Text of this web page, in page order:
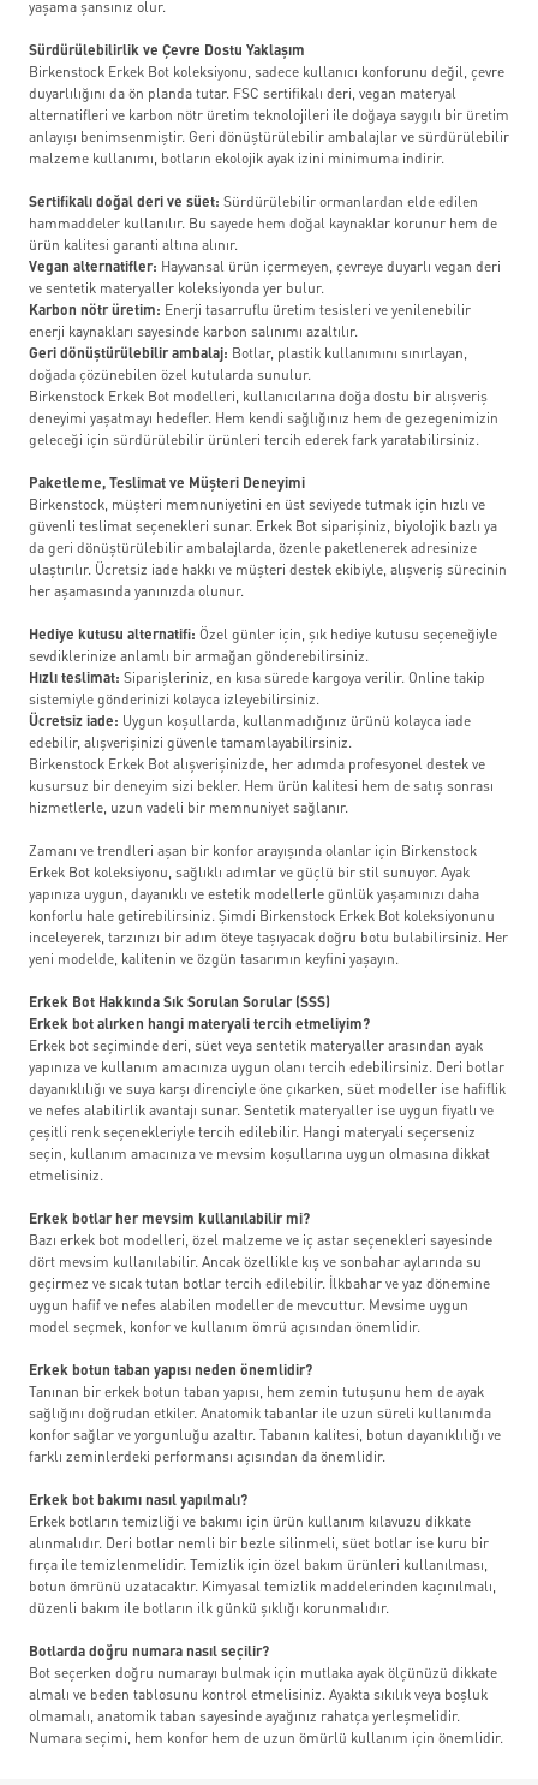
yaşama şansınız olur.
Sürdürülebilirlik ve Çevre Dostu Yaklaşım
Birkenstock Erkek Bot koleksiyonu, sadece kullanıcı konforunu değil, çevre
duyarlılığını da ön planda tutar. FSC sertifikalı deri, vegan materyal
alternatifleri ve karbon nötr üretim teknolojileri ile doğaya saygılı bir üretim
anlayışı benimsenmiştir. Geri dönüştürülebilir ambalajlar ve sürdürülebilir
malzeme kullanımı, botların ekolojik ayak izini minimuma indirir.
Sertifikalı doğal deri ve süet: Sürdürülebilir ormanlardan elde edilen
hammaddeler kullanılır. Bu sayede hem doğal kaynaklar korunur hem de
ürün kalitesi garanti altına alınır.
Vegan alternatifler: Hayvansal ürün içermeyen, çevreye duyarlı vegan deri
ve sentetik materyaller koleksiyonda yer bulur.
Karbon nötr üretim: Enerji tasarruflu üretim tesisleri ve yenilenebilir
enerji kaynakları sayesinde karbon salınımı azaltılır.
Geri dönüştürülebilir ambalaj: Botlar, plastik kullanımını sınırlayan,
doğada çözünebilen özel kutularda sunulur.
Birkenstock Erkek Bot modelleri, kullanıcılarına doğa dostu bir alışveriş
deneyimi yaşatmayı hedefler. Hem kendi sağlığınız hem de gezegenimizin
geleceği için sürdürülebilir ürünleri tercih ederek fark yaratabilirsiniz.
Paketleme, Teslimat ve Müşteri Deneyimi
Birkenstock, müşteri memnuniyetini en üst seviyede tutmak için hızlı ve
güvenli teslimat seçenekleri sunar. Erkek Bot siparişiniz, biyolojik bazlı ya
da geri dönüştürülebilir ambalajlarda, özenle paketlenerek adresinize
ulaştırılır. Ücretsiz iade hakkı ve müşteri destek ekibiyle, alışveriş sürecinin
her aşamasında yanınızda olunur.
Hediye kutusu alternatifi: Özel günler için, şık hediye kutusu seçeneğiyle
sevdiklerinize anlamlı bir armağan gönderebilirsiniz.
Hızlı teslimat: Siparişleriniz, en kısa sürede kargoya verilir. Online takip
sistemiyle gönderinizi kolayca izleyebilirsiniz.
Ücretsiz iade: Uygun koşullarda, kullanmadığınız ürünü kolayca iade
edebilir, alışverişinizi güvenle tamamlayabilirsiniz.
Birkenstock Erkek Bot alışverişinizde, her adımda profesyonel destek ve
kusursuz bir deneyim sizi bekler. Hem ürün kalitesi hem de satış sonrası
hizmetlerle, uzun vadeli bir memnuniyet sağlanır.
Zamanı ve trendleri aşan bir konfor arayışında olanlar için Birkenstock
Erkek Bot koleksiyonu, sağlıklı adımlar ve güçlü bir stil sunuyor. Ayak
yapınıza uygun, dayanıklı ve estetik modellerle günlük yaşamınızı daha
konforlu hale getirebilirsiniz. Şimdi Birkenstock Erkek Bot koleksiyonunu
inceleyerek, tarzınızı bir adım öteye taşıyacak doğru botu bulabilirsiniz. Her
yeni modelde, kalitenin ve özgün tasarımın keyfini yaşayın.
Erkek Bot Hakkında Sık Sorulan Sorular (SSS)
Erkek bot alırken hangi materyali tercih etmeliyim?
Erkek bot seçiminde deri, süet veya sentetik materyaller arasından ayak
yapınıza ve kullanım amacınıza uygun olanı tercih edebilirsiniz. Deri botlar
dayanıklılığı ve suya karşı direnciyle öne çıkarken, süet modeller ise hafiflik
ve nefes alabilirlik avantajı sunar. Sentetik materyaller ise uygun fiyatlı ve
çeşitli renk seçenekleriyle tercih edilebilir. Hangi materyali seçerseniz
seçin, kullanım amacınıza ve mevsim koşullarına uygun olmasına dikkat
etmelisiniz.
Erkek botlar her mevsim kullanılabilir mi?
Bazı erkek bot modelleri, özel malzeme ve iç astar seçenekleri sayesinde
dört mevsim kullanılabilir. Ancak özellikle kış ve sonbahar aylarında su
geçirmez ve sıcak tutan botlar tercih edilebilir. İlkbahar ve yaz dönemine
uygun hafif ve nefes alabilen modeller de mevcuttur. Mevsime uygun
model seçmek, konfor ve kullanım ömrü açısından önemlidir.
Erkek botun taban yapısı neden önemlidir?
Tanınan bir erkek botun taban yapısı, hem zemin tutuşunu hem de ayak
sağlığını doğrudan etkiler. Anatomik tabanlar ile uzun süreli kullanımda
konfor sağlar ve yorgunluğu azaltır. Tabanın kalitesi, botun dayanıklılığı ve
farklı zeminlerdeki performansı açısından da önemlidir.
Erkek bot bakımı nasıl yapılmalı?
Erkek botların temizliği ve bakımı için ürün kullanım kılavuzu dikkate
alınmalıdır. Deri botlar nemli bir bezle silinmeli, süet botlar ise kuru bir
fırça ile temizlenmelidir. Temizlik için özel bakım ürünleri kullanılması,
botun ömrünü uzatacaktır. Kimyasal temizlik maddelerinden kaçınılmalı,
düzenli bakım ile botların ilk günkü şıklığı korunmalıdır.
Botlarda doğru numara nasıl seçilir?
Bot seçerken doğru numarayı bulmak için mutlaka ayak ölçünüzü dikkate
almalı ve beden tablosunu kontrol etmelisiniz. Ayakta sıkılık veya boşluk
olmamalı, anatomik taban sayesinde ayağınız rahatça yerleşmelidir.
Numara seçimi, hem konfor hem de uzun ömürlü kullanım için önemlidir.